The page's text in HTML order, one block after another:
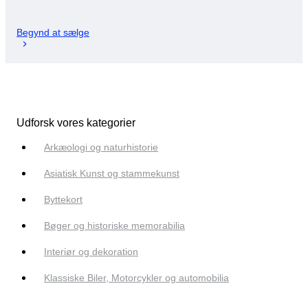
Begynd at sælge
Udforsk vores kategorier
Arkæologi og naturhistorie
Asiatisk Kunst og stammekunst
Byttekort
Bøger og historiske memorabilia
Interiør og dekoration
Klassiske Biler, Motorcykler og automobilia